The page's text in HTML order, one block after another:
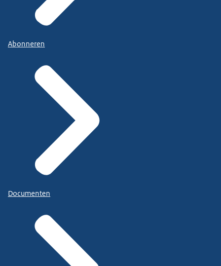
Abonneren
Documenten